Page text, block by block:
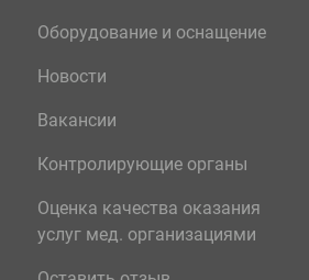
Оборудование и оснащение
Новости
Вакансии
Контролирующие органы
Оценка качества оказания
услуг мед. организациями